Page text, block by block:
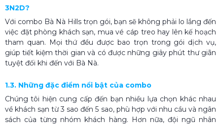
3N2D?
Với combo Bà Nà Hills trọn gói, bạn sẽ không phải lo lắng đến
việc đặt phòng khách sạn, mua vé cáp treo hay lên kế hoạch
tham quan. Mọi thứ đều được bao trọn trong gói dịch vụ,
giúp tiết kiệm thời gian và có được những giây phút thư giãn
tuyệt đối khi đến với Bà Nà.
1.3. Những đặc điểm nổi bật của combo
Chúng tôi hiện cung cấp đến bạn nhiều lựa chọn khác nhau
về khách sạn từ 3 sao đến 5 sao, phù hợp với nhu cầu và ngân
sách của từng nhóm khách hàng. Hơn nữa, đội ngũ nhân